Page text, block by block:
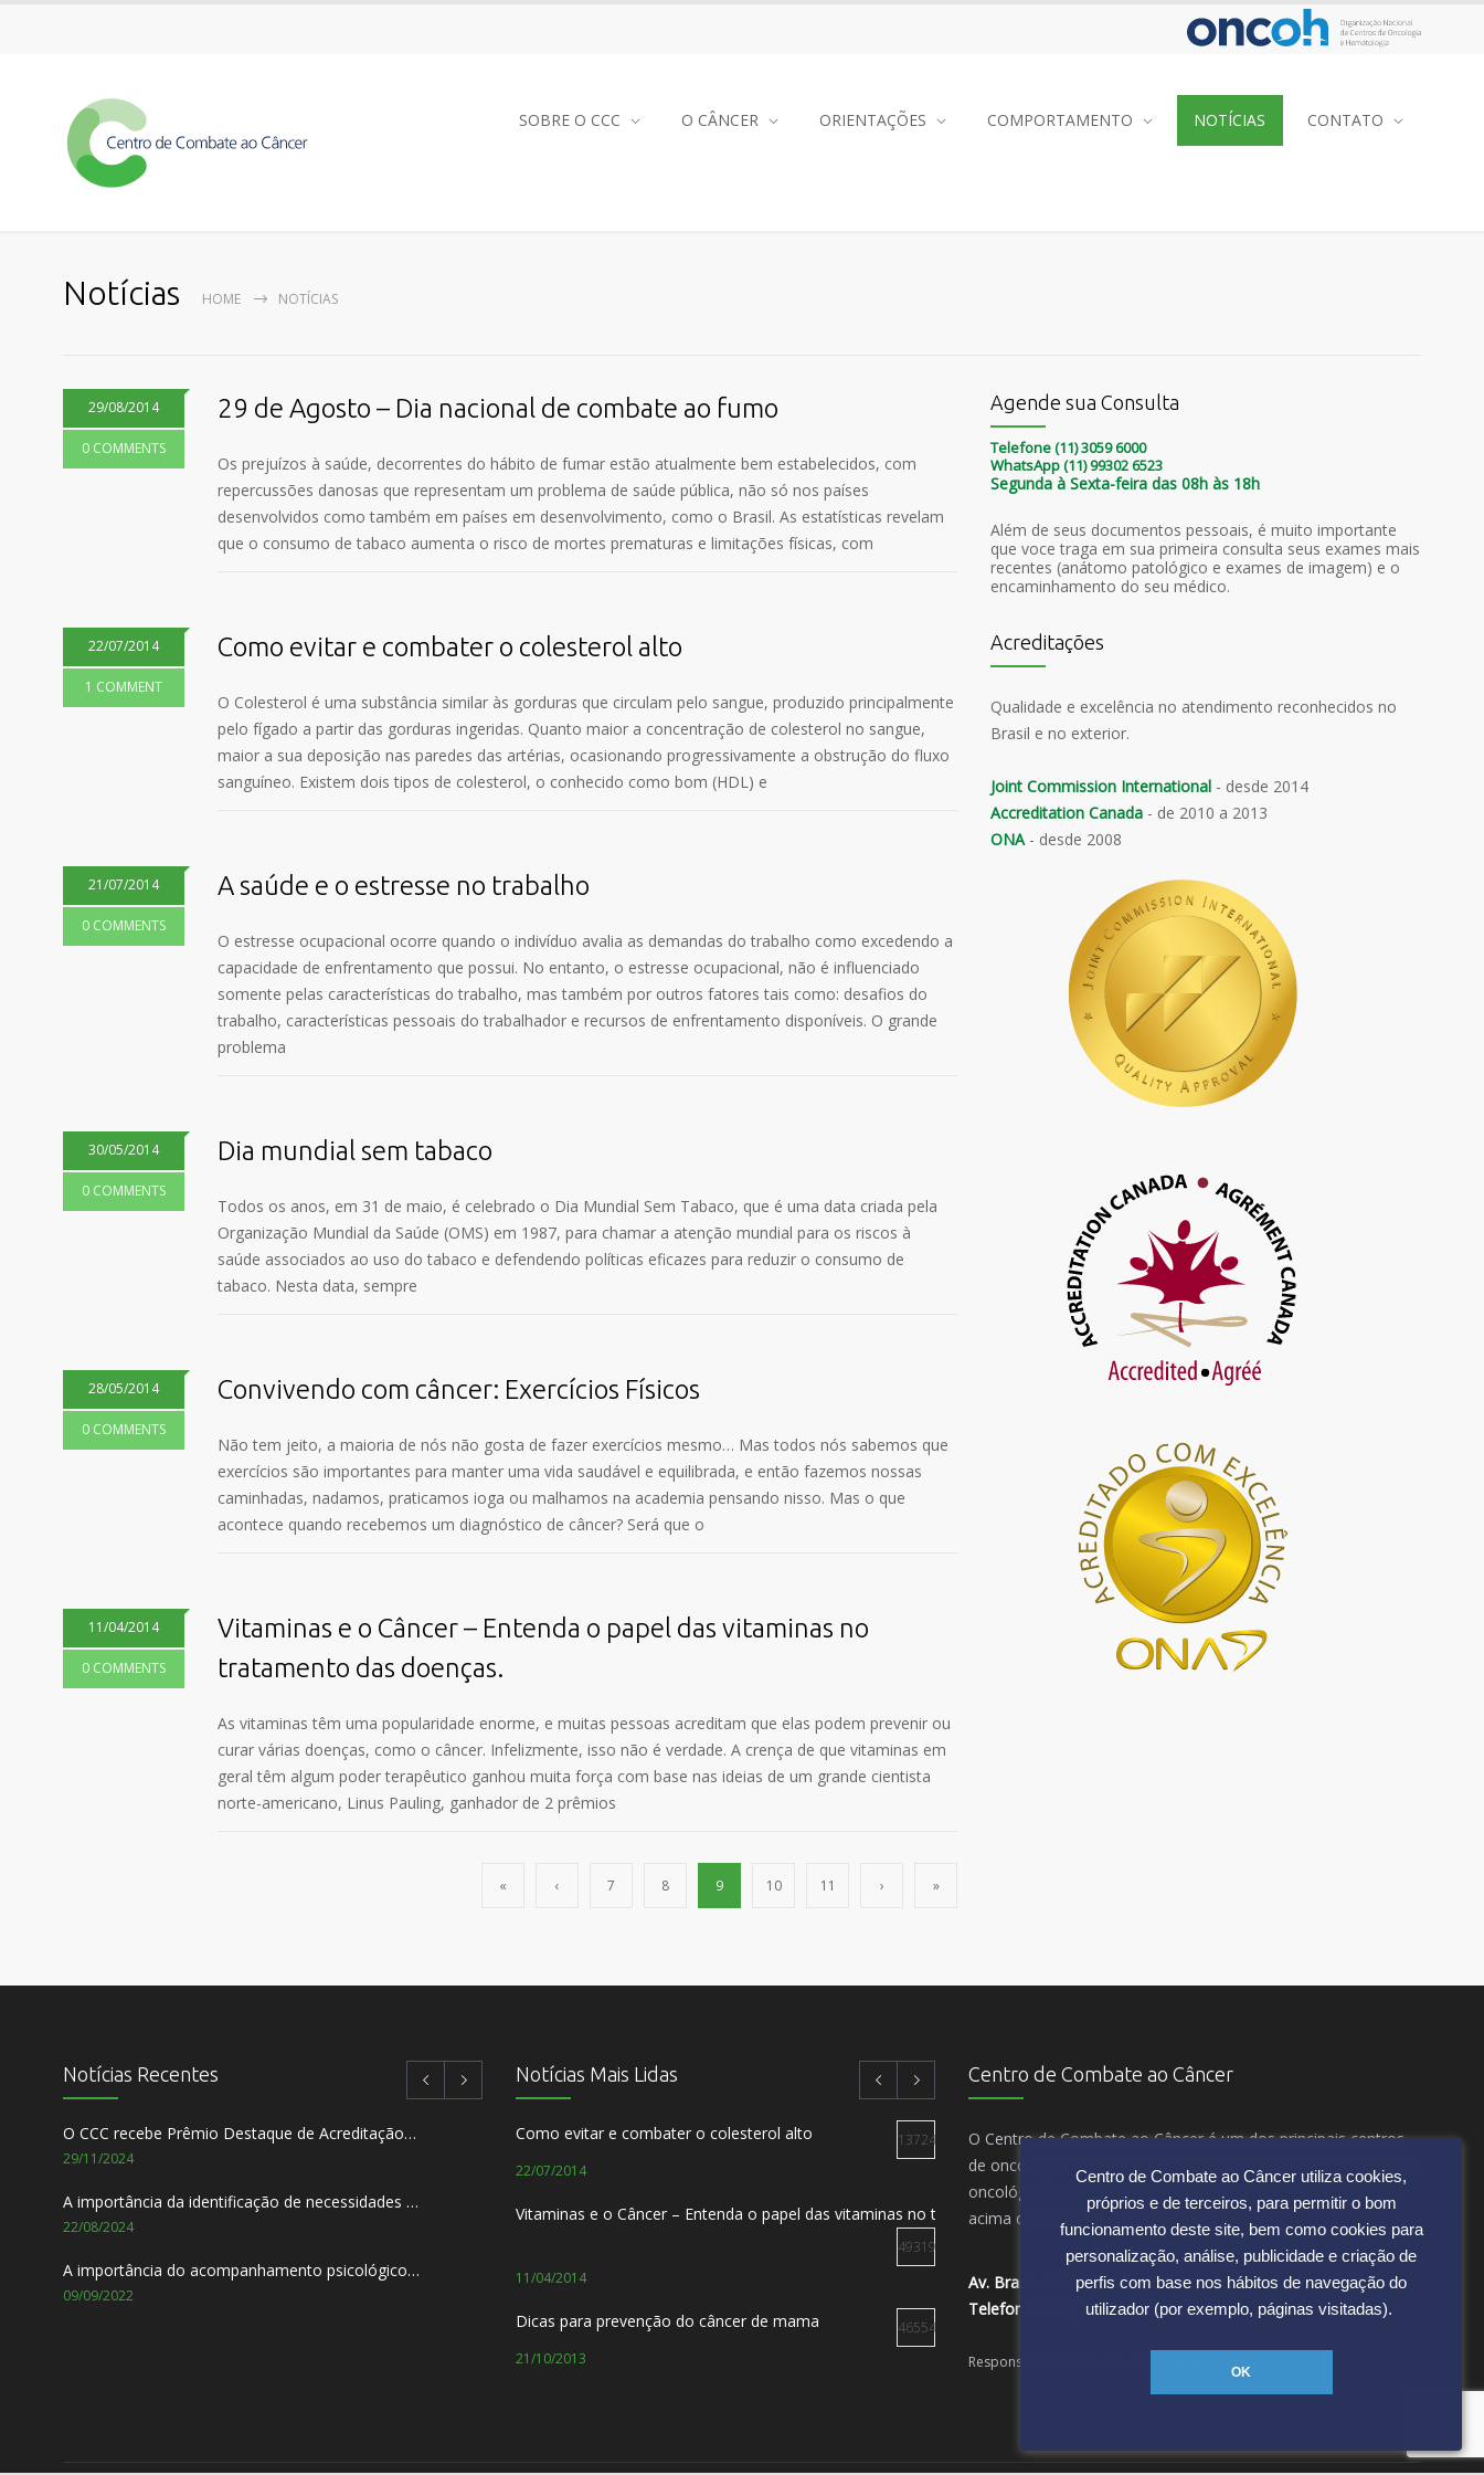
Centro de Combate ao Câncer utiliza cookies,
próprios e de terceiros, para permitir o bom
funcionamento deste site, bem como cookies para
personalização, análise, publicidade e criação de
perfis com base nos hábitos de navegação do
utilizador (por exemplo, páginas visitadas).
OK
SOBRE O CCC O CÂNCER ORIENTAÇÕES COMPORTAMENTO NOTÍCIAS CONTATO
Notícias HOME NOTÍCIAS
29/08/2014
0 COMMENTS
29 de Agosto – Dia nacional de combate ao fumo
Os prejuízos à saúde, decorrentes do hábito de fumar estão atualmente bem estabelecidos, com
repercussões danosas que representam um problema de saúde pública, não só nos países
desenvolvidos como também em países em desenvolvimento, como o Brasil. As estatísticas revelam
que o consumo de tabaco aumenta o risco de mortes prematuras e limitações físicas, com
22/07/2014
1 COMMENT
Como evitar e combater o colesterol alto
O Colesterol é uma substância similar às gorduras que circulam pelo sangue, produzido principalmente
pelo fígado a partir das gorduras ingeridas. Quanto maior a concentração de colesterol no sangue,
maior a sua deposição nas paredes das artérias, ocasionando progressivamente a obstrução do fluxo
sanguíneo. Existem dois tipos de colesterol, o conhecido como bom (HDL) e
21/07/2014
0 COMMENTS
A saúde e o estresse no trabalho
O estresse ocupacional ocorre quando o indivíduo avalia as demandas do trabalho como excedendo a
capacidade de enfrentamento que possui. No entanto, o estresse ocupacional, não é influenciado
somente pelas características do trabalho, mas também por outros fatores tais como: desafios do
trabalho, características pessoais do trabalhador e recursos de enfrentamento disponíveis. O grande
problema
30/05/2014
0 COMMENTS
Dia mundial sem tabaco
Todos os anos, em 31 de maio, é celebrado o Dia Mundial Sem Tabaco, que é uma data criada pela
Organização Mundial da Saúde (OMS) em 1987, para chamar a atenção mundial para os riscos à
saúde associados ao uso do tabaco e defendendo políticas eficazes para reduzir o consumo de
tabaco. Nesta data, sempre
28/05/2014
0 COMMENTS
Convivendo com câncer: Exercícios Físicos
Não tem jeito, a maioria de nós não gosta de fazer exercícios mesmo… Mas todos nós sabemos que
exercícios são importantes para manter uma vida saudável e equilibrada, e então fazemos nossas
caminhadas, nadamos, praticamos ioga ou malhamos na academia pensando nisso. Mas o que
acontece quando recebemos um diagnóstico de câncer? Será que o
11/04/2014
0 COMMENTS
Vitaminas e o Câncer – Entenda o papel das vitaminas no
tratamento das doenças.
As vitaminas têm uma popularidade enorme, e muitas pessoas acreditam que elas podem prevenir ou
curar várias doenças, como o câncer. Infelizmente, isso não é verdade. A crença de que vitaminas em
geral têm algum poder terapêutico ganhou muita força com base nas ideias de um grande cientista
norte-americano, Linus Pauling, ganhador de 2 prêmios
« ‹ 7 8 9 10 11 › »
Agende sua Consulta
Telefone (11) 3059 6000
WhatsApp (11) 99302 6523
Segunda à Sexta-feira das 08h às 18h
Além de seus documentos pessoais, é muito importante
que voce traga em sua primeira consulta seus exames mais
recentes (anátomo patológico e exames de imagem) e o
encaminhamento do seu médico.
Acreditações
Qualidade e excelência no atendimento reconhecidos no
Brasil e no exterior.
Joint Commission International - desde 2014
Accreditation Canada - de 2010 a 2013
ONA- desde 2008
Notícias Recentes
O CCC recebe Prêmio Destaque de Acreditação pela ONA – Organização Nacional de Acreditação
29/11/2024
A importância da identificação de necessidades individuais dos pacientes
22/08/2024
A importância do acompanhamento psicológico durante o tratamento do câncer.
09/09/2022
Notícias Mais Lidas
Como evitar e combater o colesterol alto
137245
22/07/2014
Vitaminas e o Câncer – Entenda o papel das vitaminas no tratamento das doenças.
49319
11/04/2014
Dicas para prevenção do câncer de mama
46554
21/10/2013
Centro de Combate ao Câncer
O Centro de Combate ao Câncer é um dos principais centros
de oncologia do Brasil, focado no cuidado integral do paciente
oncológico. Excelência no atendimento há mais de 20 anos e
acima de 15 mil pacientes atendidos.
Av. Brasil - 678 • São Paulo SP
Telefones: (11) 3059 6000
Responsável Técnico: Dr. Cid Gusmão - CRM: 67.191